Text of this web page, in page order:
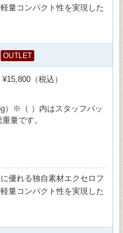
量コンパクト性を実現した
OUTLET
¥15,800（税込）
）※（ ）内はスタッフバッ
量です。
優れる独自素材エクセロフ
量コンパクト性を実現した